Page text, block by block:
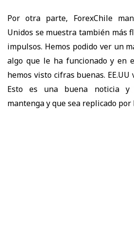
Por otra parte, ForexChile
Unidos se muestra también más
impulsos. Hemos podido ver un
algo que le ha funcionado y en
hemos visto cifras buenas.
Esto es una buena noticia y
mantenga y que sea replicado por